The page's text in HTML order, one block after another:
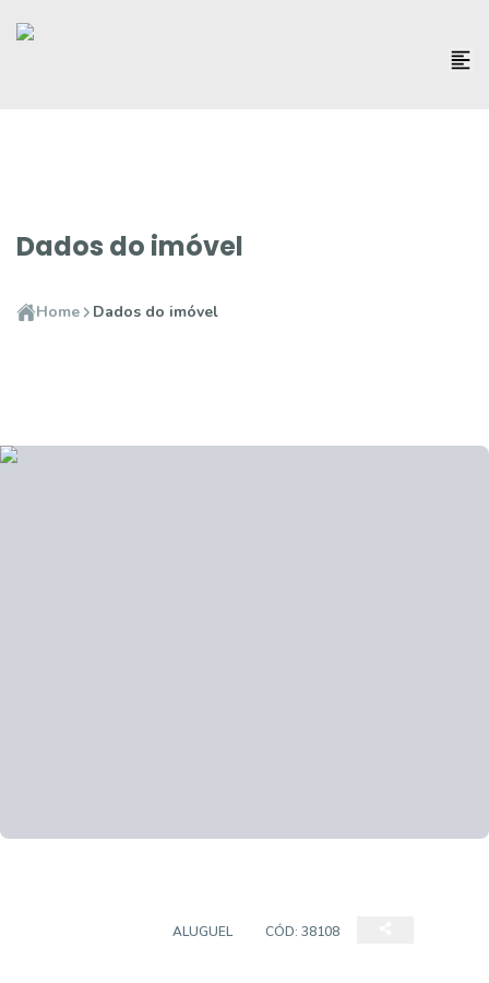
Dados do imóvel
Home Dados do imóvel
ALUGUEL CÓD: 38108